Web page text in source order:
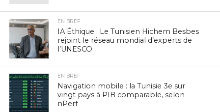
EN BREF
IA Éthique : Le Tunisien Hichem Besbes
rejoint le réseau mondial d’experts de
l’UNESCO
EN BREF
Navigation mobile : la Tunisie 3e sur
vingt pays à PIB comparable, selon
nPerf